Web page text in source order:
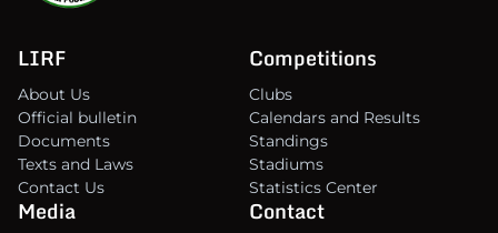
LIRF
About Us
Official bulletin
Documents
Texts and Laws
Contact Us
Competitions
Clubs
Calendars and Results
Standings
Stadiums
Statistics Center
Media Contact